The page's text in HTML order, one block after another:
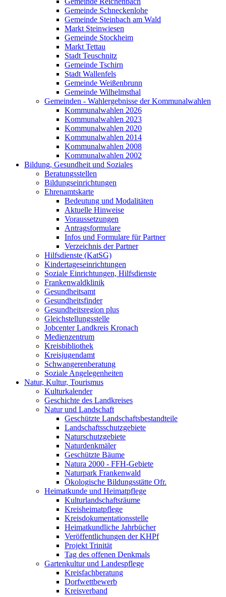
Gemeinde Schneckenlohe
Gemeinde Steinbach am Wald
Markt Steinwiesen
Gemeinde Stockheim
Markt Tettau
Stadt Teuschnitz
Gemeinde Tschirn
Stadt Wallenfels
Gemeinde Weißenbrunn
Gemeinde Wilhelmsthal
Gemeinden - Wahlergebnisse der Kommunalwahlen
Kommunalwahlen 2026
Kommunalwahlen 2023
Kommunalwahlen 2020
Kommunalwahlen 2014
Kommunalwahlen 2008
Kommunalwahlen 2002
Bildung, Gesundheit und Soziales
Beratungsstellen
Bildungseinrichtungen
Ehrenamtskarte
Bedeutung und Modalitäten
Aktuelle Hinweise
Voraussetzungen
Antragsformulare
Infos und Formulare für Partner
Verzeichnis der Partner
Hilfsdienste (KatSG)
Kindertageseinrichtungen
Soziale Einrichtungen, Hilfsdienste
Frankenwaldklinik
Gesundheitsamt
Gesundheitsfinder
Gesundheitsregion plus
Gleichstellungsstelle
Jobcenter Landkreis Kronach
Medienzentrum
Kreisbibliothek
Kreisjugendamt
Schwangerenberatung
Soziale Angelegenheiten
Natur, Kultur, Tourismus
Kulturkalender
Geschichte des Landkreises
Natur und Landschaft
Geschützte Landschaftsbestandteile
Landschaftsschutzgebiete
Naturschutzgebiete
Naturdenkmäler
Geschützte Bäume
Natura 2000 - FFH-Gebiete
Naturpark Frankenwald
Ökologische Bildungsstätte Ofr.
Heimatkunde und Heimatpflege
Kulturlandschaftsräume
Kreisheimatpflege
Kreisdokumentationsstelle
Heimatkundliche Jahrbücher
Veröffentlichungen der KHPf
Projekt Trinität
Tag des offenen Denkmals
Gartenkultur und Landespflege
Kreisfachberatung
Dorfwettbewerb
Kreisverband